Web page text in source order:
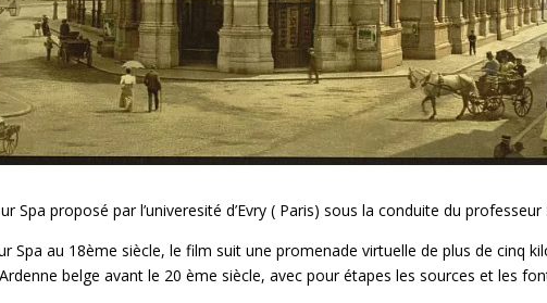
Spa proposé par l’univeresité d’Evry ( Paris) sous la conduite du
Spa au 18ème siècle, le film suit une promenade virtuelle de plus de cinq
belge avant le 20 ème siècle, avec pour étapes les sources et les